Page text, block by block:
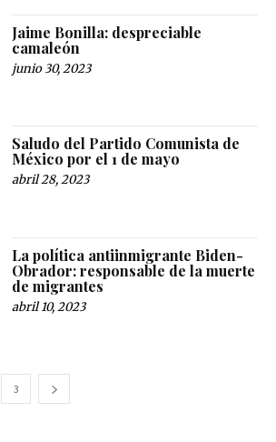
Jaime Bonilla: despreciable
camaleón
junio 30, 2023
Saludo del Partido Comunista de
México por el 1 de mayo
abril 28, 2023
La política antiinmigrante Biden-
Obrador: responsable de la muerte
de migrantes
abril 10, 2023
3